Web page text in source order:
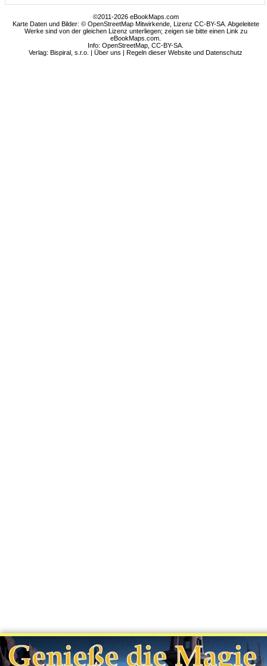
©2011-2026 eBookMaps.com
Karte Daten und Bilder: © OpenStreetMap Mitwirkende, Lizenz CC-BY-SA. Abgeleitete
Werke sind von der gleichen Lizenz unterliegen; zeigen sie bitte einen Link zu
eBookMaps.com.
Info:OpenStreetMap ,CC-BY-SA
Verlag: Bispiral, s.r.o. |Über uns |Regeln dieser Website und Datenschutz